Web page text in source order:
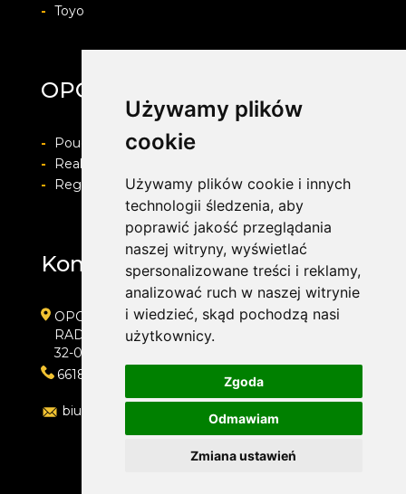
Używamy plików
cookie
Używamy plików cookie i innych
technologii śledzenia, aby
poprawić jakość przeglądania
naszej witryny, wyświetlać
spersonalizowane treści i reklamy,
analizować ruch w naszej witrynie
i wiedzieć, skąd pochodzą nasi
użytkownicy.
Zgoda
Odmawiam
Zmiana ustawień
- Toyo
OPONY ŚMIGIELSKI
-
Pouczenie o prawie do odstapienia od umowy
-
Realizacja zamówienia i formy płatności
-
Regulamin i Polityka prywatności
Kontakt
OPONY ŚMIGIELSKI
RADZISZOWSKA 14A
32-050 SKAWINA
661873973
biuro@oponyskawina.pl